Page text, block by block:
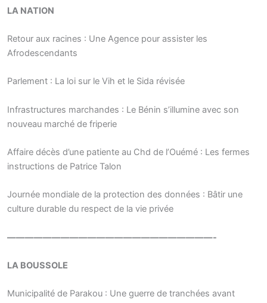
LA NATION
Retour aux racines : Une Agence pour assister les
Afrodescendants
Parlement : La loi sur le Vih et le Sida révisée
Infrastructures marchandes : Le Bénin s’illumine avec son
nouveau marché de friperie
Affaire décès d’une patiente au Chd de l’Ouémé : Les fermes
instructions de Patrice Talon
Journée mondiale de la protection des données : Bâtir une
culture durable du respect de la vie privée
———————————————————————-
LA BOUSSOLE
Municipalité de Parakou : Une guerre de tranchées avant